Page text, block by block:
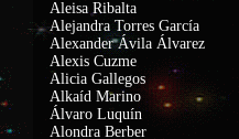
Aleisa Ribalta
Alejandra Torres García
Alexander Ávila Álvarez
Alexis Cuzme
Alicia Gallegos
Alkaíd Marino
Álvaro Luquín
Alondra Berber